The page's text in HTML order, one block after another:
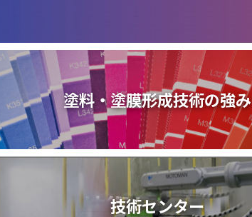
塗料・塗膜形成技術の強み
技術センター